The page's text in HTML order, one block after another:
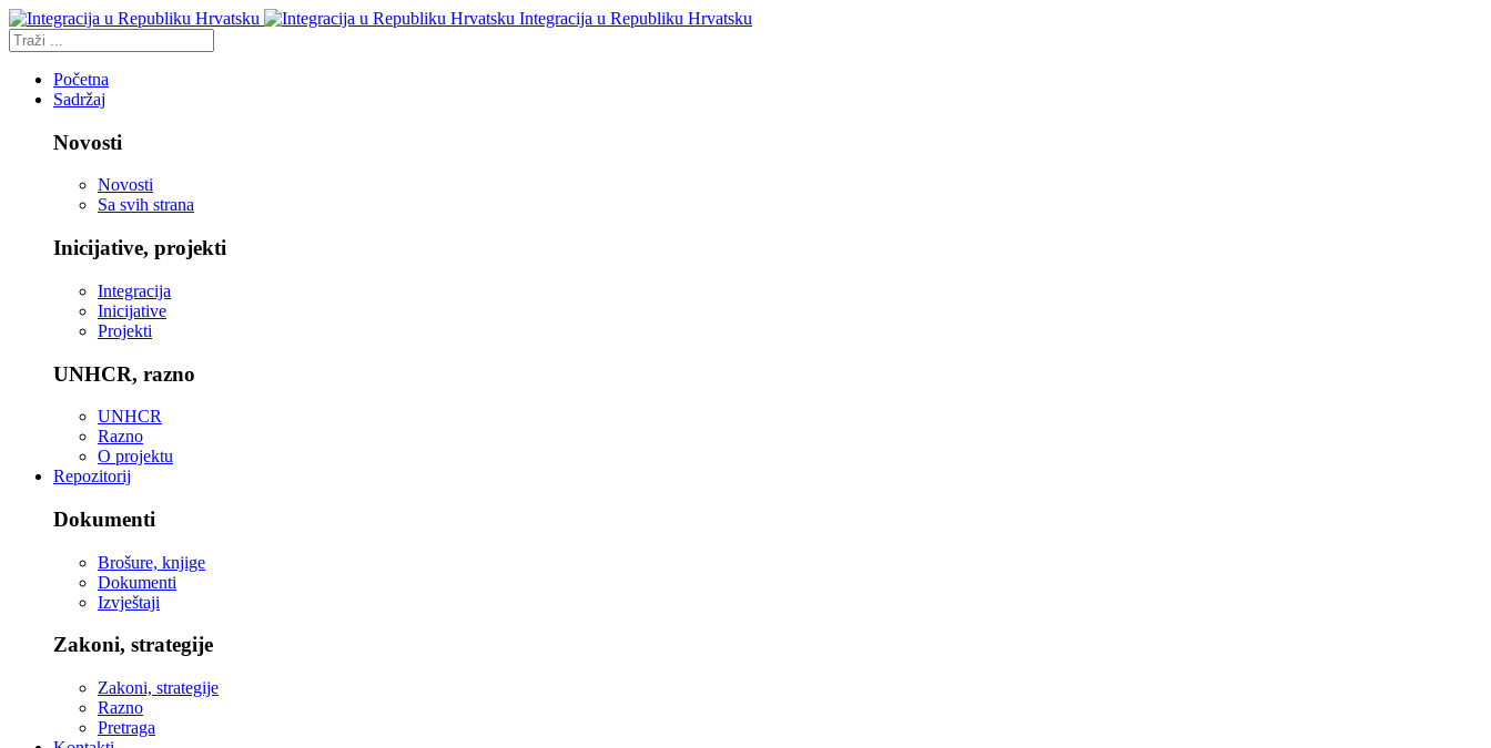
Integracija u Republiku Hrvatsku
Početna
Sadržaj
Novosti
Novosti
Sa svih strana
Inicijative, projekti
Integracija
Inicijative
Projekti
UNHCR, razno
UNHCR
Razno
O projektu
Repozitorij
Dokumenti
Brošure, knjige
Dokumenti
Izvještaji
Zakoni, strategije
Zakoni, strategije
Razno
Pretraga